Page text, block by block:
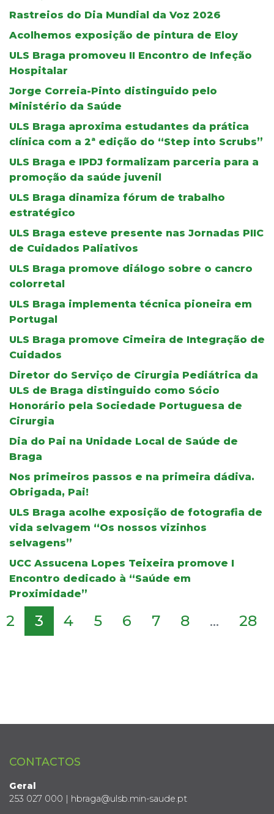
Rastreios do Dia Mundial da Voz 2026
Acolhemos exposição de pintura de Eloy
ULS Braga promoveu II Encontro de Infeção
Hospitalar
Jorge Correia-Pinto distinguido pelo
Ministério da Saúde
ULS Braga aproxima estudantes da prática
clínica com a 2ª edição do “Step into Scrubs”
ULS Braga e IPDJ formalizam parceria para a
promoção da saúde juvenil
ULS Braga dinamiza fórum de trabalho
estratégico
ULS Braga esteve presente nas Jornadas PIIC
de Cuidados Paliativos
ULS Braga promove diálogo sobre o cancro
colorretal
ULS Braga implementa técnica pioneira em
Portugal
ULS Braga promove Cimeira de Integração de
Cuidados
Diretor do Serviço de Cirurgia Pediátrica da
ULS de Braga distinguido como Sócio
Honorário pela Sociedade Portuguesa de
Cirurgia
Dia do Pai na Unidade Local de Saúde de
Braga
Nos primeiros passos e na primeira dádiva.
Obrigada, Pai!
ULS Braga acolhe exposição de fotografia de
vida selvagem “Os nossos vizinhos
selvagens”
UCC Assucena Lopes Teixeira promove I
Encontro dedicado à “Saúde em
Proximidade”
2 3 4 5 6 7 8 ... 28
CONTACTOS
Geral
253 027 000 | hbraga@ulsb.min-saude.pt